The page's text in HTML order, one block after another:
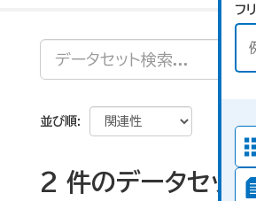
フ
並び順
2 件のデータセッ